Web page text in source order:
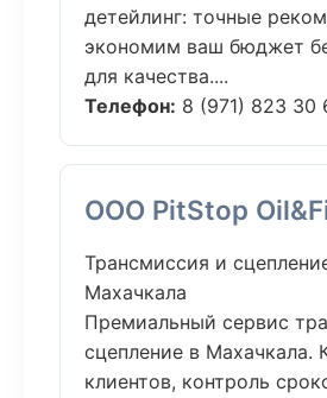
детейлинг: точные
экономим ваш бюджет
для качества....
Телефон: 8 (971) 823 30
ООО PitStop
Трансмиссия и
Махачкала
Премиальный сервис
сцепление в Махачкала.
клиентов, контроль